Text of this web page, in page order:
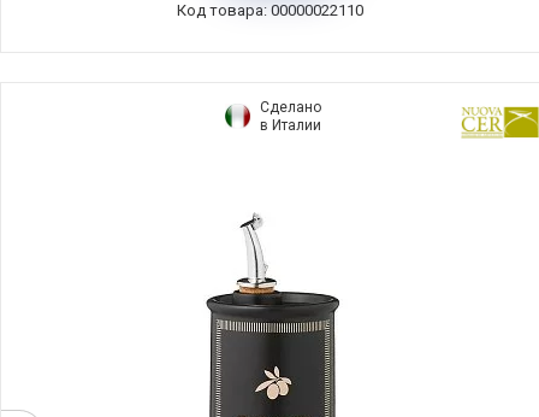
Код товара: 00000022110
Сделано
в Италии